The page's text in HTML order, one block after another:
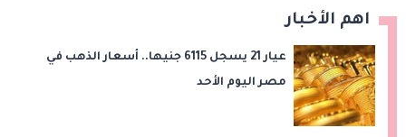
اهم الأخبار
عيار 21 يسجل 6115 جنيها.. أسعار الذهب في
مصر اليوم الأحد